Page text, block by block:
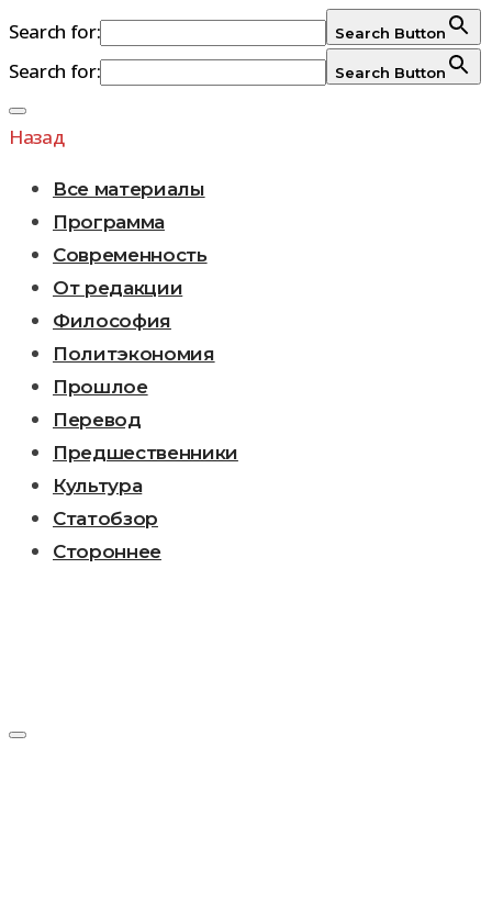
Search for: Search Button
Search for: Search Button
Перейти
к
Назад
Все материалы
Программа
Современность
От редакции
Философия
Политэкономия
Прошлое
Перевод
Предшественники
Культура
Статобзор
Стороннее